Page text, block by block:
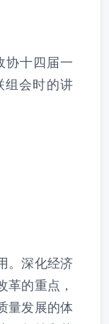
协十四届一
组会时的讲
。深化经济
革的重点，
量发展的体